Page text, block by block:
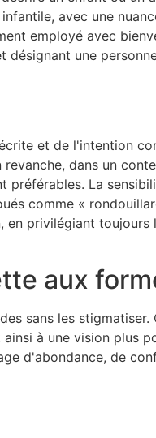
avec une
employé avec
désignant une
et de l'intention
dans un
préférables. La
comme «
en privilégiant toujours
aux
sans les stigmatiser.
à une vision plus
d'abondance, de